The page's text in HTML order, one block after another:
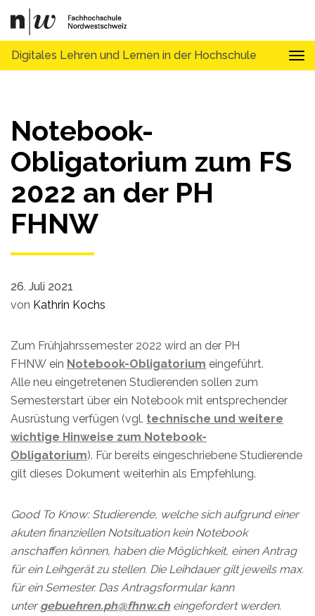
Digitales Lehren und Lernen in der Hochschule
Notebook-
Obligatorium zum FS
2022 an der PH
FHNW
26. Juli 2021
von Kathrin Kochs
Zum Frühjahrssemester 2022 wird an der PH
FHNW ein Notebook-Obligatorium eingeführt.
Alle neu eingetretenen Studierenden sollen zum
Semesterstart über ein Notebook mit entsprechender
Ausrüstung verfügen (vgl. technische und weitere
wichtige Hinweise zum Notebook-
Obligatorium). Für bereits eingeschriebene Studierende
gilt dieses Dokument weiterhin als Empfehlung.
Good To Know: Studierende, welche sich aufgrund einer
akuten finanziellen Notsituation kein Notebook
anschaffen können, haben die Möglichkeit, einen Antrag
für ein Leihgerät zu stellen. Die Leihdauer gilt jeweils max.
für ein Semester. Das Antragsformular kann
untergebuehren.ph@fhnw.cheingefordert werden.